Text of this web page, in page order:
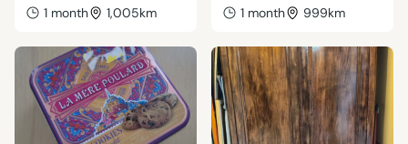
1 month 1,005km 1 month 999km